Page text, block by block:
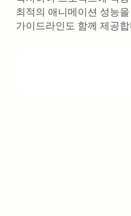
최적의 애니메이션 성능
가이드라인도 함께 제공